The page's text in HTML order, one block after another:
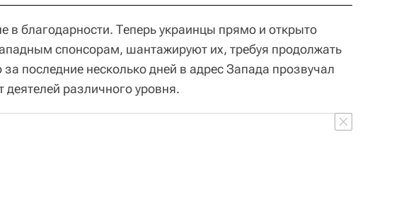
в благодарности. Теперь украинцы прямо и открыто
спонсорам, шантажируют их, требуя продолжать
последние несколько дней в адрес Запада прозвучал
деятелей различного уровня.